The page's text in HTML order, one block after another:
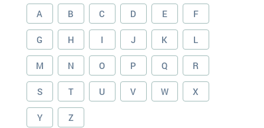
A B C D E F
G H I J K L
M N O P Q R
S T U V W X
Y Z